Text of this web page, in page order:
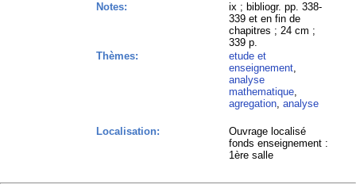
Notes:
ix ; bibliogr. pp. 338-
339 et en fin de
chapitres ; 24 cm ;
339 p.
Thèmes:
etude et
enseignement,
analyse
mathematique,
agregation,analyse
Localisation:
Ouvrage localisé
fonds enseignement :
1ère salle